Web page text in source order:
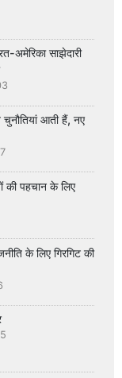
अमेरिका साझेदारी
आती हैं, नए
की पहचान के लिए
के लिए गिरगिट की